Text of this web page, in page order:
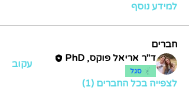
למידע נוסף
חברים
ד"ר אריאל פוקס, PhD
סגל
עקוב
לצפייה בכל החברים (1)